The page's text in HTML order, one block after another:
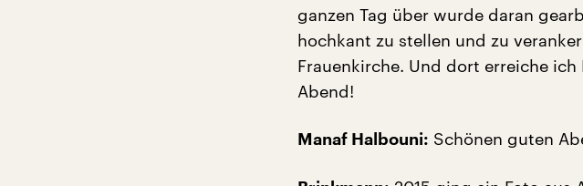
ganzen Tag über wurde daran
hochkant zu stellen und zu
Frauenkirche. Und dort erreiche
Abend!
Manaf Halbouni: Schönen guten